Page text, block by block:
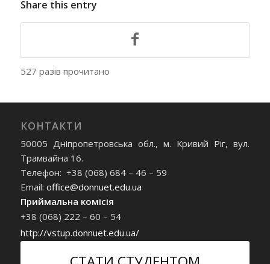
Share this entry
527 разів прочитано
КОНТАКТИ
50005 Дніпропетровська обл., м. Кривий Ріг, вул.
Трамвайна 16.
Телефон: +38 (068) 684 – 46 – 59
Email: office@donnuet.edu.ua
Приймальна комісія
+38 (068) 222 – 60 – 54
http://vstup.donnuet.edu.ua/